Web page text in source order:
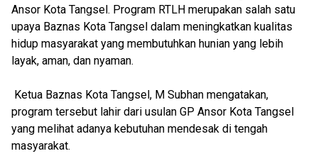
Ansor Kota Tangsel. Program RTLH merupakan salah satu
upaya Baznas Kota Tangsel dalam meningkatkan kualitas
hidup masyarakat yang membutuhkan hunian yang lebih
layak, aman, dan nyaman.
Ketua Baznas Kota Tangsel, M Subhan mengatakan,
program tersebut lahir dari usulan GP Ansor Kota Tangsel
yang melihat adanya kebutuhan mendesak di tengah
masyarakat.